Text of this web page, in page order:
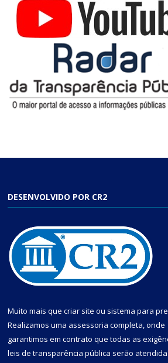
DESENVOLVIDO POR CR2
Muito mais que criar site ou sistema para
Realizamos uma assessoria completa, onde
garantimos em contrato que todas as
leis de transparência pública serão